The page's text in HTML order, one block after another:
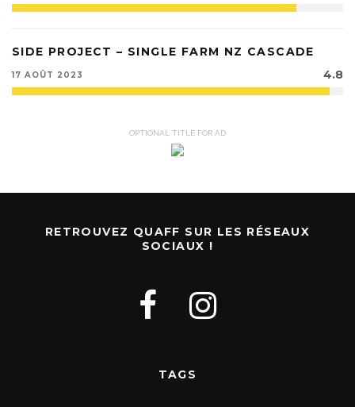
SIDE PROJECT – SINGLE FARM NZ CASCADE
17 AOÛT 2023 4.8
OPTIONAL TITLE FOR AD
RETROUVEZ QUAFF SUR LES RÉSEAUX
SOCIAUX !
TAGS